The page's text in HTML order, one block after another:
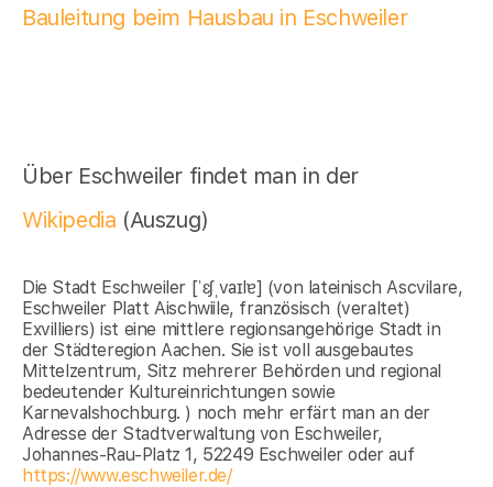
Bauleitung beim Hausbau in Eschweiler
Über Eschweiler findet man in der
Wikipedia (Auszug)
Die Stadt Eschweiler [ˈɛʃˌvaɪlɐ] (von lateinisch Ascvilare,
Eschweiler Platt Aischwiile, französisch (veraltet)
Exvilliers) ist eine mittlere regionsangehörige Stadt in
der Städteregion Aachen. Sie ist voll ausgebautes
Mittelzentrum, Sitz mehrerer Behörden und regional
bedeutender Kultureinrichtungen sowie
Karnevalshochburg. ) noch mehr erfärt man an der
Adresse der Stadtverwaltung von Eschweiler,
Johannes-Rau-Platz 1, 52249 Eschweiler oder auf
https://www.eschweiler.de/